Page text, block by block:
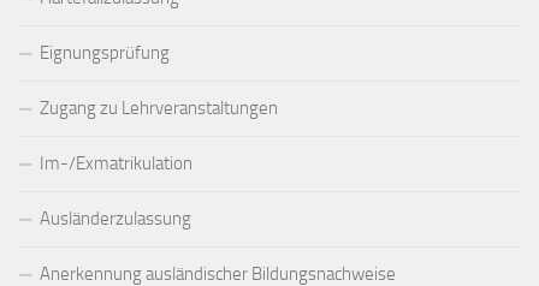
Eignungsprüfung
Zugang zu Lehrveranstaltungen
Im-/Exmatrikulation
Ausländerzulassung
Anerkennung ausländischer Bildungsnachweise